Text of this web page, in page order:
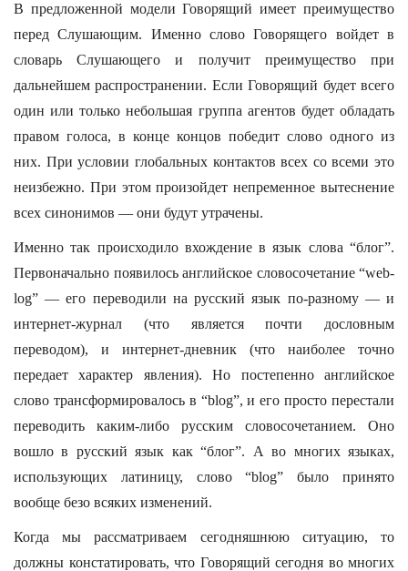
В предложенной модели Говорящий имеет преимущество
перед Слушающим. Именно слово Говорящего войдет в
словарь Слушающего и получит преимущество при
дальнейшем распространении. Если Говорящий будет всего
один или только небольшая группа агентов будет обладать
правом голоса, в конце концов победит слово одного из
них. При условии глобальных контактов всех со всеми это
неизбежно. При этом произойдет непременное вытеснение
всех синонимов — они будут утрачены.
Именно так происходило вхождение в язык слова “блог”.
Первоначально появилось английское словосочетание “web-
log” — его переводили на русский язык по-разному — и
интернет-журнал (что является почти дословным
переводом), и интернет-дневник (что наиболее точно
передает характер явления). Но постепенно английское
слово трансформировалось в “blog”, и его просто перестали
переводить каким-либо русским словосочетанием. Оно
вошло в русский язык как “блог”. А во многих языках,
использующих латиницу, слово “blog” было принято
вообще безо всяких изменений.
Когда мы рассматриваем сегодняшнюю ситуацию, то
должны констатировать, что Говорящий сегодня во многих